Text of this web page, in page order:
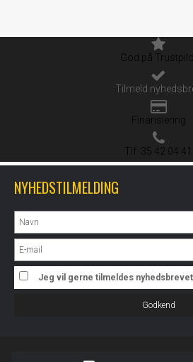
God på
Tilmeld
Finansiering
Tlf. 35 42 04 41
NYHEDSTILMELDING
Jeg vil gerne tilmeldes
Godkend